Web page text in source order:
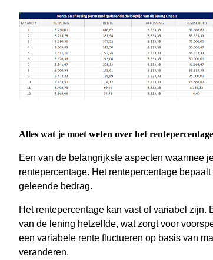
Alles wat je moet weten over het
Een van de belangrijkste aspecten waarmee
rentepercentage. Het rentepercentage
geleende bedrag.
Het rentepercentage kan vast of variabel
van de lening hetzelfde, wat zorgt voor
een variabele rente fluctueren op basis van
veranderen.